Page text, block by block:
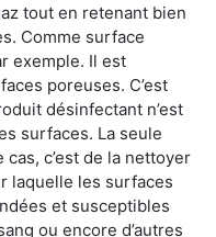
tout en retenant bien
Comme surface
exemple. Il est
poreuses. C’est
désinfectant n’est
surfaces. La seule
c’est de la nettoyer
laquelle les surfaces
et susceptibles
ou encore d’autres